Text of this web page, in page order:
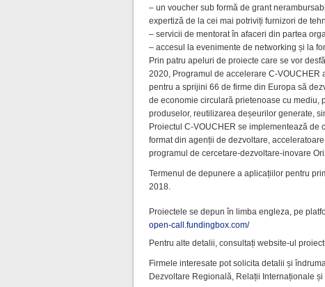
– un voucher sub formă de grant
expertiză de la cei mai potriviți furnizori de
– servicii de mentorat în afaceri din partea
– accesul la evenimente de networking și la
Prin patru apeluri de proiecte care se vor
2020, Programul de accelerare C-
pentru a sprijini 66 de firme din Europa să
de economie circulară prietenoase cu mediu,
produselor, reutilizarea deșeurilor generate,
Proiectul C-VOUCHER se implementează de
format din agenții de dezvoltare,
programul de cercetare-dezvoltare-inovare
Termenul de depunere a aplicațiilor pentru
2018.
Proiectele se depun în limba engleza, pe
open-call.fundingbox.com/
Pentru alte detalii, consultați website-ul
Firmele interesate pot solicita detalii și
Dezvoltare Regională, Relații Internaționale și